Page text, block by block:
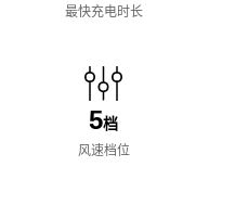
最快充电时长
5档
风速档位